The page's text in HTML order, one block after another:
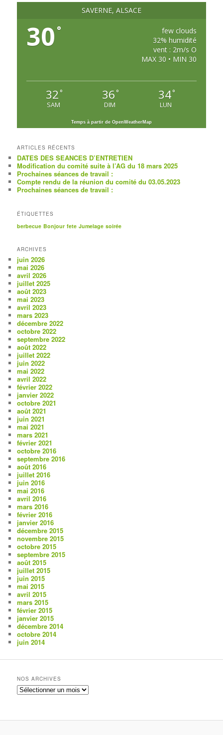
SAVERNE, ALSACE
30 °
few clouds
32% humidité
vent : 2m/s O
MAX 30 • MIN 30
32 °
SAM
36 °
DIM
34°
LUN
Temps à partir de OpenWeatherMap
ARTICLES RÉCENTS
DATES DES SEANCES D’ENTRETIEN
Modification du comité suite à l’AG du 18 mars 2025
Prochaines séances de travail :
Compte rendu de la réunion du comité du 03.05.2023
Prochaines séances de travail :
ÉTIQUETTES
berbecue Bonjour fete Jumelage soirée
ARCHIVES
juin 2026
mai 2026
avril 2026
juillet 2025
août 2023
mai 2023
avril 2023
mars 2023
décembre 2022
octobre 2022
septembre 2022
août 2022
juillet 2022
juin 2022
mai 2022
avril 2022
février 2022
janvier 2022
octobre 2021
août 2021
juin 2021
mai 2021
mars 2021
février 2021
octobre 2016
septembre 2016
août 2016
juillet 2016
juin 2016
mai 2016
avril 2016
mars 2016
février 2016
janvier 2016
décembre 2015
novembre 2015
octobre 2015
septembre 2015
août 2015
juillet 2015
juin 2015
mai 2015
avril 2015
mars 2015
février 2015
janvier 2015
décembre 2014
octobre 2014
juin 2014
NOS ARCHIVES
Nos
archives